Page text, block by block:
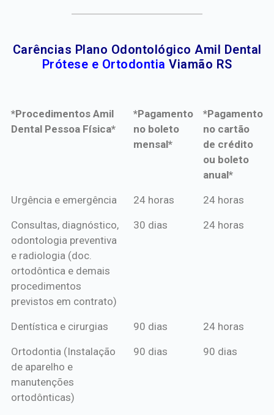
Carências Plano Odontológico Amil Dental
Prótese e Ortodontia Viamão RS
*Procedimentos Amil
Dental Pessoa Física*
*Pagamento
no boleto
mensal*
*Pagamento
no cartão
de crédito
ou boleto
anual*
*Procedimentos Amil
*Pagamento
mensal*
*Pagamento
de crédito
Urgência e emergência 24 horas 24 horas
Consultas, diagnóstico,
odontologia preventiva
e radiologia (doc.
ortodôntica e demais
procedimentos
previstos em contrato)
30 dias 24 horas
Dentística e cirurgias 90 dias 24 horas
Ortodontia (Instalação
de aparelho e
manutenções
ortodônticas)
90 dias 90 dias